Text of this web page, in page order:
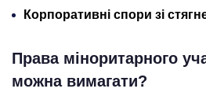
Корпоративні спори зі
Права міноритарного
можна вимагати?